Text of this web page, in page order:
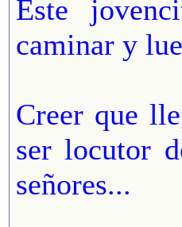
Este
caminar y
Creer que
ser locutor
señores...